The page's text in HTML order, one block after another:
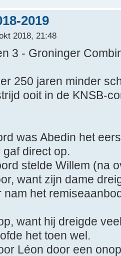
2019
2018, 21:48
3 - Groninger
250 jaren minder
ooit in de KNSB-
was Abedin het
direct op.
stelde Willem (na
want zijn dame
nam het
want hij dreigde
het toen wel.
Léon door een